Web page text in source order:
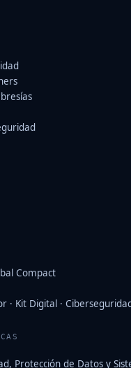
Compact
· Kit Digital ·
Protección de Datos y